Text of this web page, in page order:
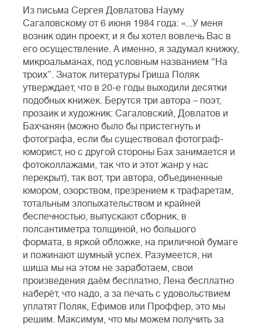
Из письма Сергея Довлатова Науму
Сагаловскому от 6 июня 1984 года: «...У меня
возник один проект, и я бы хотел вовлечь Вас в
его осуществление. А именно, я задумал книжку,
микроальманах, под условным названием “На
троих”. Знаток литературы Гриша Поляк
утверждает, что в 20-е годы выходили десятки
подобных книжек. Берутся три автора – поэт,
прозаик и художник: Сагаловский, Довлатов и
Бахчанян (можно было бы пристегнуть и
фотографа, если бы существовал фотограф-
юморист, но с другой стороны Бах занимается и
фотоколлажами, так что и этот жанр у нас
перекрыт), так вот, три автора, объединенные
юмором, озорством, презрением к трафаретам,
тотальным злопыхательством и крайней
беспечностью, выпускают сборник, в
полсантиметра толщиной, но большого
формата, в яркой обложке, на приличной бумаге
и пожинают шумный успех. Разумеется, ни
шиша мы на этом не заработаем, свои
произведения даём бесплатно, Лена бесплатно
наберёт, что надо, а за печать с удовольствием
уплатят Поляк, Ефимов или Проффер, это мы
решим. Максимум, что мы можем получить за